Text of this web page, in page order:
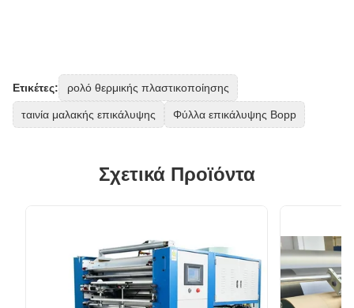
Ετικέτες: ρολό θερμικής πλαστικοποίησης
ταινία μαλακής επικάλυψης Φύλλα επικάλυψης Bopp
Σχετικά Προϊόντα